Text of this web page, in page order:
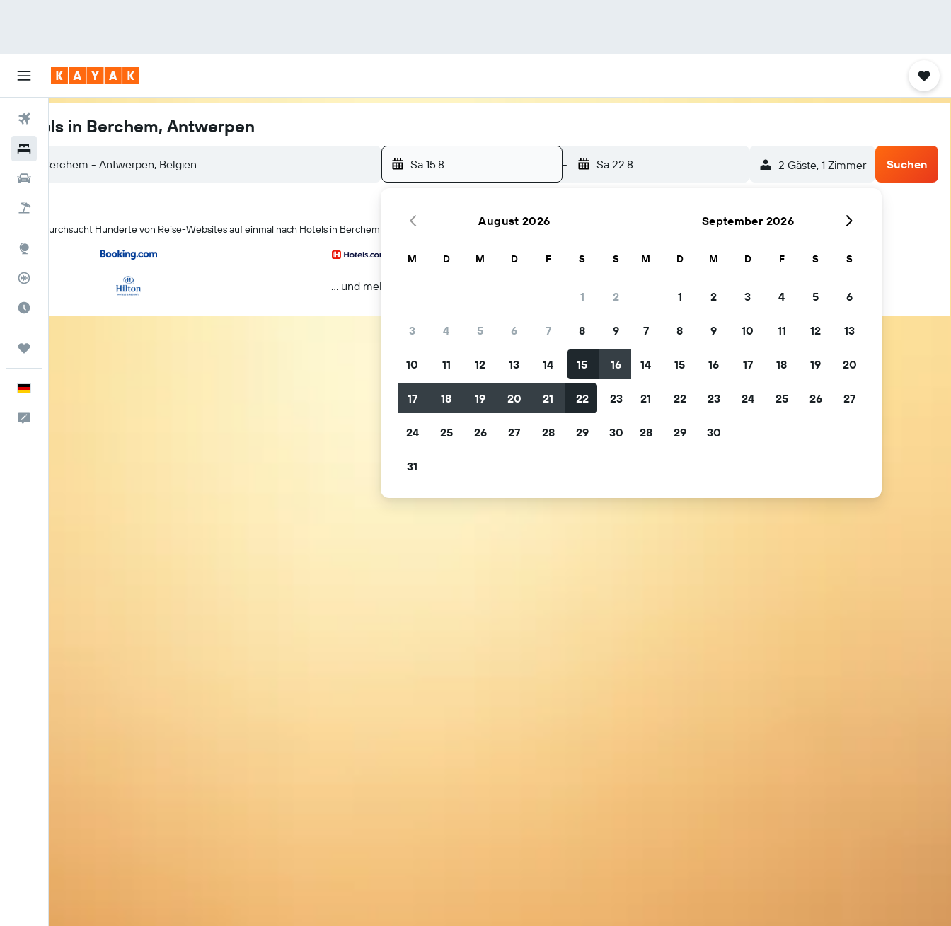
Flüge
Hotels in Berchem, Antwerpen
Sa 15.8. - Sa 22.8. 2 Gäste, 1 Zimmer Suchen
KAYAK durchsucht Hunderte von Reise-Websites auf einmal nach Hotels in Berchem
… und mehr
August 2026
M D M D F S S
1 2
3 4 5 6 7 8 9
10 11 12 13 14 15 16
17 18 19 20 21 22 23
24 25 26 27 28 29 30
31
September 2026
M D M D F S S
1 2 3 4 5 6
7 8 9 10 11 12 13
14 15 16 17 18 19 20
21 22 23 24 25 26 27
28 29 30